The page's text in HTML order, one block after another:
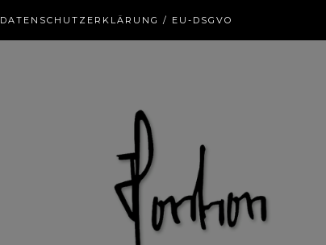
DATENSCHUTZERKLÄRUNG / EU-DSGVO